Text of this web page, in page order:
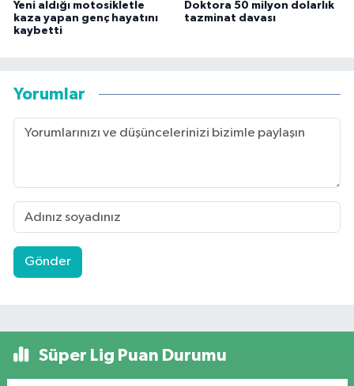
Yeni aldığı motosikletle
kaza yapan genç hayatını
kaybetti
Doktora 50 milyon dolarlık
tazminat davası
Yorumlar
Gönder
Süper Lig Puan Durumu